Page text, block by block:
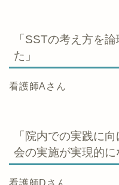
「SSTの考え方を
た」
看護師Aさん
「院内での実践に
会の実施が実現的に
看護師Dさん